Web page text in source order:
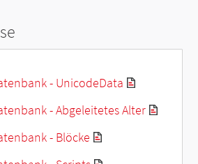
- UnicodeData
- Abgeleitetes Alter
- Blöcke